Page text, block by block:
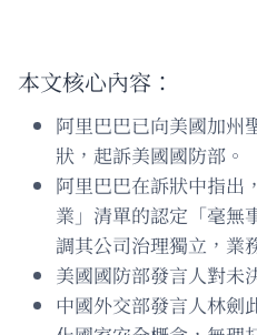
本文核心內容：
阿里巴巴已向美國加州
狀，起訴美國國防部。
阿里巴巴在訴狀中指出
業」清單的認定「毫無
調其公司治理獨立，業
美國國防部發言人對未
中國外交部發言人林劍